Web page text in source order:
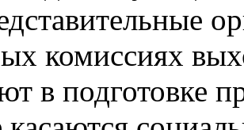
комиссиях
в подготовке